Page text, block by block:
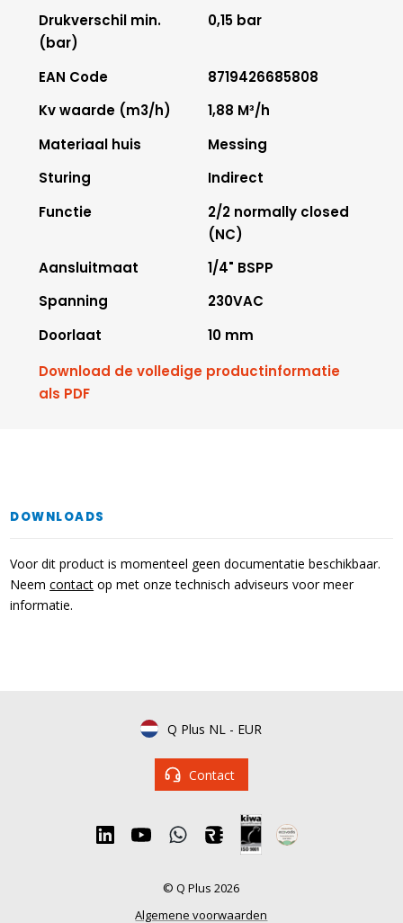
Drukverschil min.
(bar)
0,15 bar
EAN Code
8719426685808
Kv waarde (m3/h)
1,88 M³/h
Materiaal huis
Messing
Sturing
Indirect
Functie
2/2 normally closed
(NC)
Aansluitmaat
1/4" BSPP
Spanning
230VAC
Doorlaat
10 mm
Download de volledige productinformatie
als PDF
DOWNLOADS
Voor dit product is momenteel geen documentatie beschikbaar.
Neemcontact op met onze technisch adviseurs voor meer
informatie.
Q Plus NL - EUR
Contact
© Q Plus 2026
Algemene voorwaarden